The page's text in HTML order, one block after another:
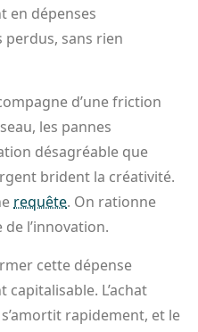
en dépenses
perdus, sans rien
d’une friction
les pannes
désagréable que
brident la créativité.
requête. On rationne
de l’innovation.
cette dépense
L’achat
rapidement, et le